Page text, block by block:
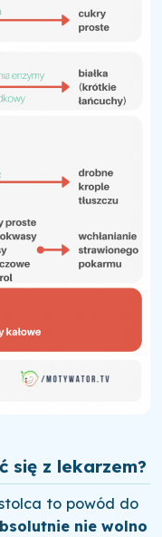
się z lekarzem?
to powód do
nie wolno